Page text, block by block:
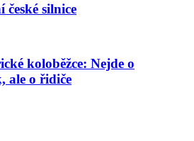
české silnice
koloběžce: Nejde o
ale o řidiče